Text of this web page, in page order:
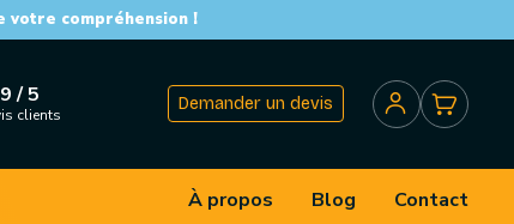
votre compréhension !
/ 5
clients
Demander un devis
À propos Blog Contact